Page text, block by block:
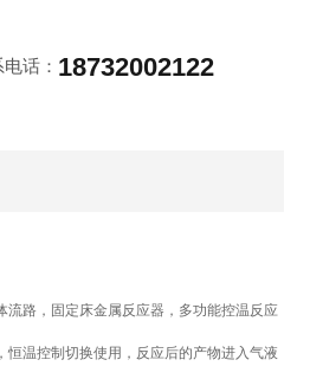
话： 18732002122
路，固定床金属反应器，多功能控温反应
温控制切换使用，反应后的产物进入气液